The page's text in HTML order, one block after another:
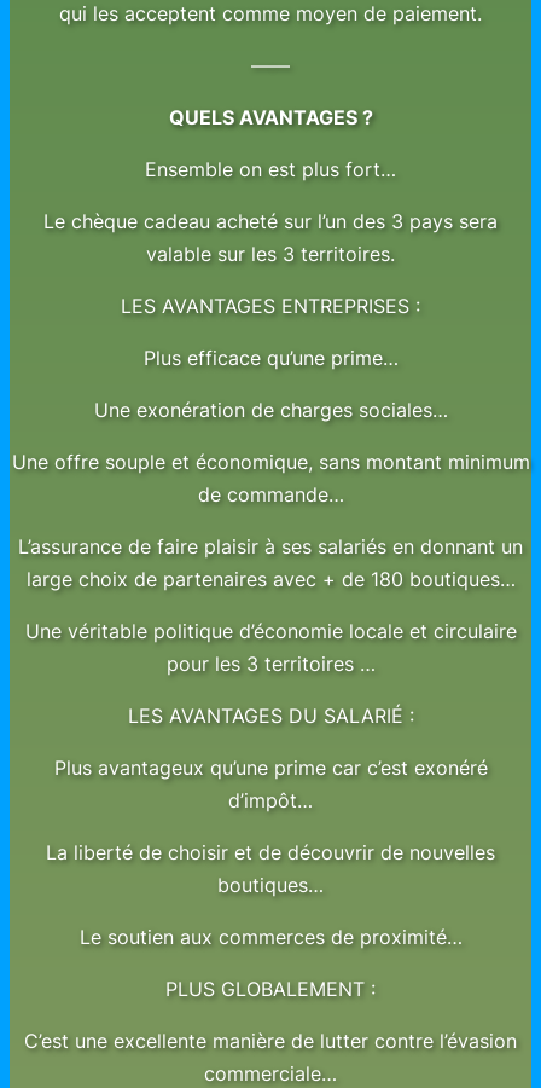
qui les acceptent comme moyen de paiement.
——
QUELS AVANTAGES ?
Ensemble on est plus fort…
Le chèque cadeau acheté sur l’un des 3 pays sera
valable sur les 3 territoires.
LES AVANTAGES ENTREPRISES :
Plus efficace qu’une prime…
Une exonération de charges sociales…
Une offre souple et économique, sans montant minimum
de commande…
L’assurance de faire plaisir à ses salariés en donnant un
large choix de partenaires avec + de 180 boutiques…
Une véritable politique d’économie locale et circulaire
pour les 3 territoires …
LES AVANTAGES DU SALARIÉ :
Plus avantageux qu’une prime car c’est exonéré
d’impôt…
La liberté de choisir et de découvrir de nouvelles
boutiques…
Le soutien aux commerces de proximité…
PLUS GLOBALEMENT :
C’est une excellente manière de lutter contre l’évasion
commerciale…